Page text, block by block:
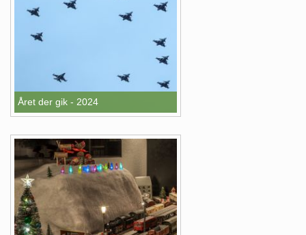
Året der gik - 2024